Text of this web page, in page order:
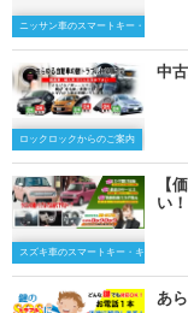
ニッサン車のスマートキー・キーレス
ロックロックからのご案内
中
スズキ車のスマートキー・キーレスキー
【
い！
あ